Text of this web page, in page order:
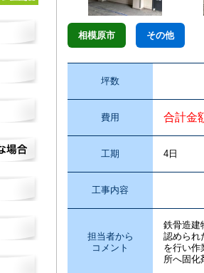
相模原市 その他
坪数
費用 合計金
工期 4日
工事内容
担当者から
コメント
鉄骨造建
認められ
を行い作
所へ固化